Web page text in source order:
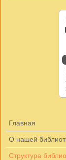
Главная
О нашей
Структура